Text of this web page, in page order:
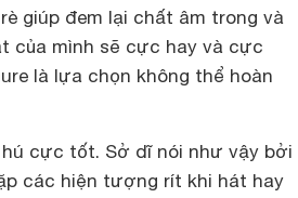
giúp đem lại chất âm trong và
của mình sẽ cực hay và cực
là lựa chọn không thể hoàn
cực tốt. Sở dĩ nói như vậy bởi
các hiện tượng rít khi hát hay